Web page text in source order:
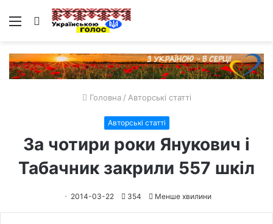
Меню Пошук
Головна / Авторські статті
Авторські статті
За чотири роки Янукович і
Табачник закрили 557 шкіл
2014-03-22 354 Менше хвилини